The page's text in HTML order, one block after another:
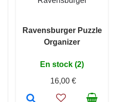
Ravensburger Puzzle
Organizer
En stock (2)
16,00 €